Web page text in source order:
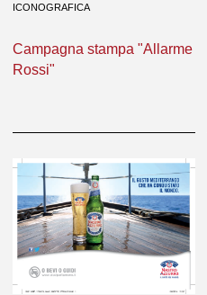
ICONOGRAFICA
Campagna stampa "Allarme
Rossi"